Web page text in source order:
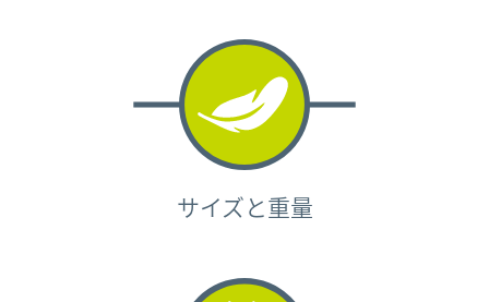
サイズと重量